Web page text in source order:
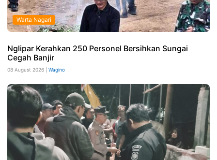
Warta Nagari
Nglipar Kerahkan 250 Personel Bersihkan Sungai
Cegah Banjir
08 August 2026 | Wagino